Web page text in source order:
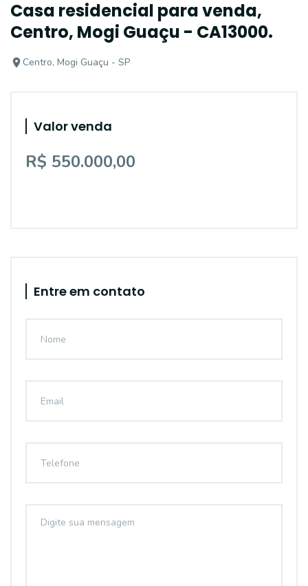
Casa residencial para venda,
Centro, Mogi Guaçu - CA13000.
Centro, Mogi Guaçu - SP
Valor venda
R$ 550.000,00
Entre em contato